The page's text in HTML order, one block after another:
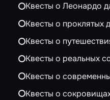
Квесты о Леонардо
Квесты о проклятых
Квесты о
Квесты о реальных
Квесты о
Квесты о